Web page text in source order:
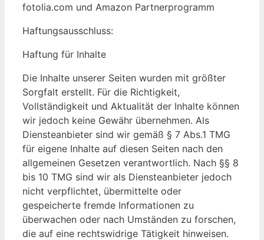
fotolia.com und Amazon Partnerprogramm
Haftungsausschluss:
Haftung für Inhalte
Die Inhalte unserer Seiten wurden mit größter
Sorgfalt erstellt. Für die Richtigkeit,
Vollständigkeit und Aktualität der Inhalte können
wir jedoch keine Gewähr übernehmen. Als
Diensteanbieter sind wir gemäß § 7 Abs.1 TMG
für eigene Inhalte auf diesen Seiten nach den
allgemeinen Gesetzen verantwortlich. Nach §§ 8
bis 10 TMG sind wir als Diensteanbieter jedoch
nicht verpflichtet, übermittelte oder
gespeicherte fremde Informationen zu
überwachen oder nach Umständen zu forschen,
die auf eine rechtswidrige Tätigkeit hinweisen.